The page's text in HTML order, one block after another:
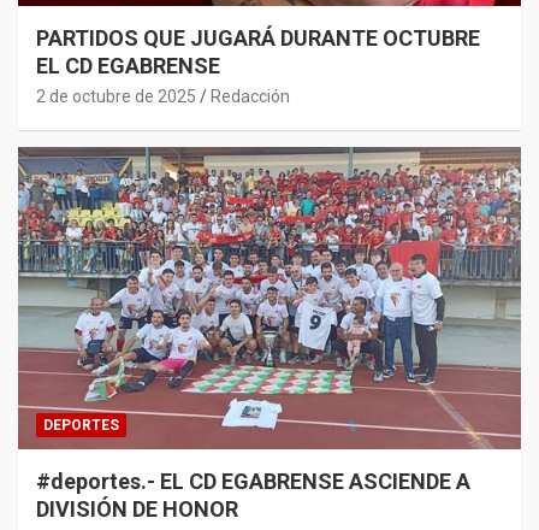
PARTIDOS QUE JUGARÁ DURANTE OCTUBRE
EL CD EGABRENSE
2 de octubre de 2025 Redacción
DEPORTES
#deportes.- EL CD EGABRENSE ASCIENDE A
DIVISIÓN DE HONOR